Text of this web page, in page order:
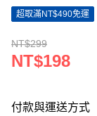
清潔劑｜頑
超取滿NT$490免運
NT$299
NT$198
付款與運送方式